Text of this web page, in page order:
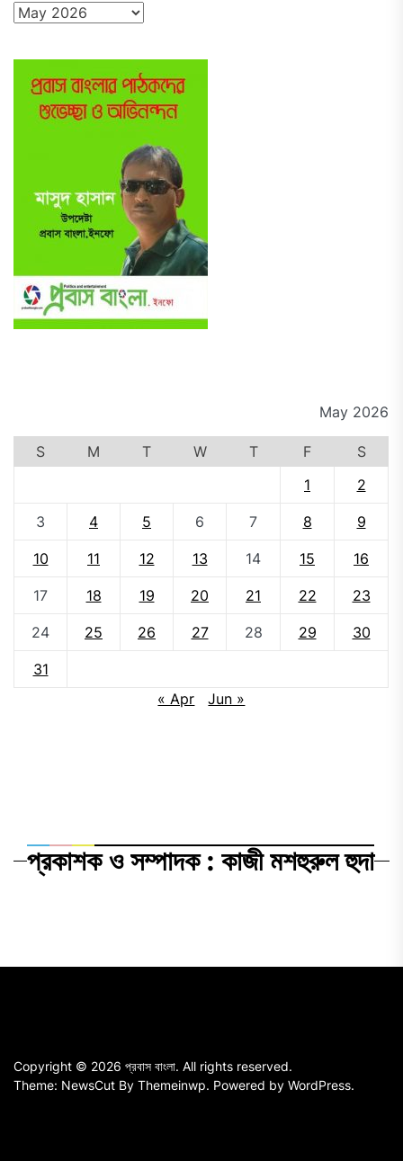
আর্কাইভ
May 2026
S M T W T F
S
1
2
3 4 5 6 7 8 9
10 11 12 13 14 15 16
17 18 19 20 21 22 23
24 25 26 27 28 29 30
31
« Apr
Jun »
প্রকাশক ও সম্পাদক : কাজী মশহুরুল হুদা
Copyright © 2026 প্রবাস বাংলা. All rights reserved.
Theme: NewsCut By Themeinwp. Powered by WordPress.